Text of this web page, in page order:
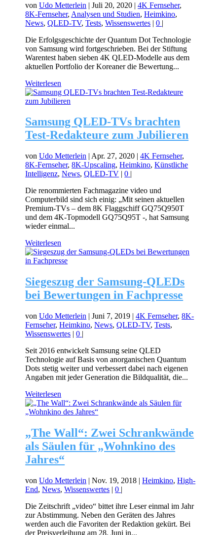
vonUdo Metterlein |Juli 20, 2020 |4K Fernseher,
8K-Fernseher, Analysen und Studien,Heimkino,
News,QLED-TV,Tests,Wissenswertes |0 |
Die Erfolgsgeschichte der Quantum Dot Technologie
von Samsung wird fortgeschrieben. Bei der Stiftung
Warentest haben sieben 4K QLED-Modelle aus dem
aktuellen Portfolio der Koreaner die Bewertung...
Weiterlesen
Samsung QLED-TVs brachten
Test-Redakteure zum Jubilieren
vonUdo Metterlein | Apr. 27, 2020 |4K Fernseher,
8K-Fernseher,8K-Upscaling,Heimkino,Künstliche
Intelligenz,News,QLED-TV |0 |
Die renommierten Fachmagazine video und
Computerbild sind sich einig: „Mit seinen aktuellen
Premium-TVs – dem 8K Flaggschiff GQ75Q950T
und dem 4K-Topmodell GQ75Q95T -, hat Samsung
wieder einmal...
Weiterlesen
Siegeszug der Samsung-QLEDs
bei Bewertungen in Fachpresse
vonUdo Metterlein |Juni 7, 2019 |4K Fernseher,8K-
Fernseher,Heimkino,News,QLED-TV,Tests,
Wissenswertes |0 |
Seit 2016 entwickelt Samsung seine QLED
Technologie auf Basis von anorganischen Quantum
Dots stetig weiter und verbessert dabei nach eigenen
Angaben mit jeder Generation die Bildqualität, die...
Weiterlesen
„The Wall“: Zwei Schrankwände
als Säulen für „Wohnkino des
Jahres“
vonUdo Metterlein |Nov. 19, 2018 |Heimkino,High-
End,News,Wissenswertes |0 |
Die Zeitschrift „video“ bittet ihre Leser einmal im Jahr
zur Abstimmung. Neben den Geräten des Jahres
werden auch die Favoriten der Redaktion gekürt. Bei
der Preisverleihung am 28. Juni in...